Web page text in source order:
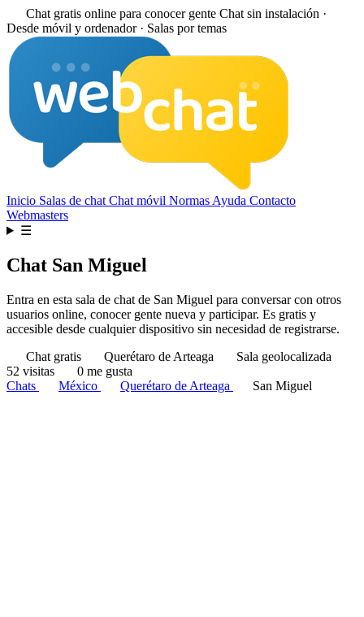
Chat gratis online para conocer gente Chat sin instalación ·
Desde móvil y ordenador · Salas por temas
Inicio Salas de chat Chat móvil Normas Ayuda Contacto
Webmasters
☰
Chat San Miguel
Entra en esta sala de chat de San Miguel para conversar con otros
usuarios online, conocer gente nueva y participar. Es gratis y
accesible desde cualquier dispositivo sin necesidad de registrarse.
Chat gratis
Querétaro de Arteaga
Sala geolocalizada
52 visitas
0 me gusta
Chats
México Querétaro de Arteaga San Miguel